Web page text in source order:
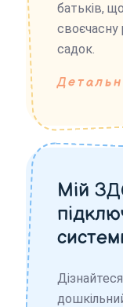
батьків,
своєчасну
садок.
Мій